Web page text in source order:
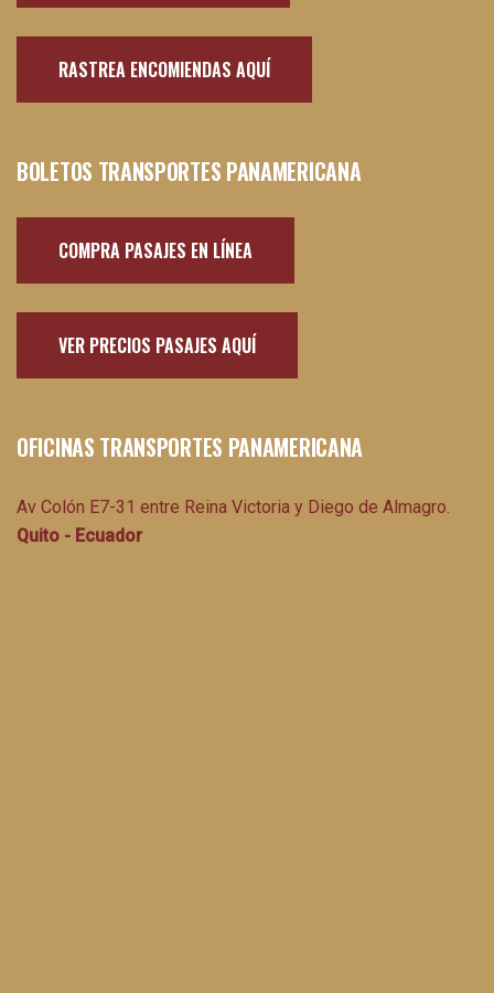
RASTREA ENCOMIENDAS AQUÍ
BOLETOS TRANSPORTES PANAMERICANA
COMPRA PASAJES EN LÍNEA
VER PRECIOS PASAJES AQUÍ
OFICINAS TRANSPORTES PANAMERICANA
Av Colón E7-31 entre Reina Victoria y Diego de Almagro.
Quito - Ecuador